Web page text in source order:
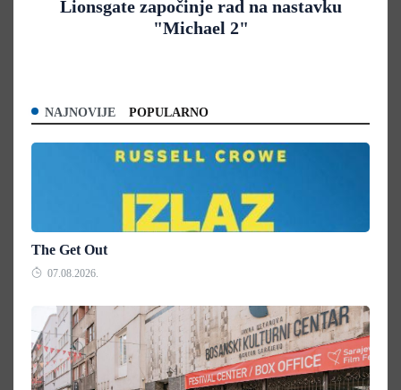
Lionsgate započinje rad na nastavku
"Michael 2"
NAJNOVIJE POPULARNO
The Get Out
07.08.2026.